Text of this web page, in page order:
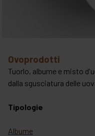
ovoprodotti
Tuorlo, albume e misto
dalla sgusciatura delle
Tipologie
Albume